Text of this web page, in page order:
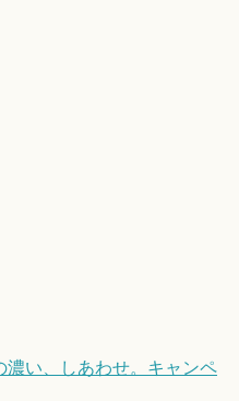
濃い、しあわせ。キャンペ